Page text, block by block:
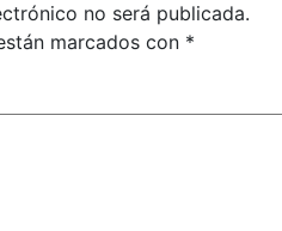
no será publicada.
marcados con *